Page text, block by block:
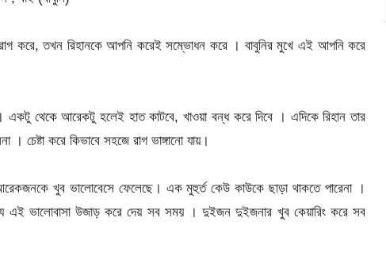
করে, তখন রিহানকে আপনি করেই সম্ভোধন করে । বাবুনির মুখে এই আপনি করে
থেকে আরেকটু হলেই হাত কাটবে, খাওয়া বন্ধ করে দিবে । এদিকে রিহান তার
চেষ্টা করে কিভাবে সহজে রাগ ভাঙ্গানো যায়।
খুব ভালোবেসে ফেলেছে। এক মুহুর্ত কেউ কাউকে ছাড়া থাকতে পারেনা ।
এই ভালোবাসা উজাড় করে দেয় সব সময় । দুইজন দুইজনার খুব কেয়ারিং করে সব